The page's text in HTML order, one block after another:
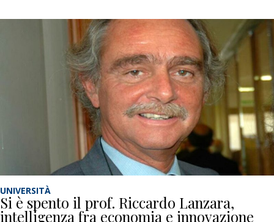
UNIVERSITÀ
Si è spento il prof. Riccardo Lanzara,
intelligenza fra economia e innovazione